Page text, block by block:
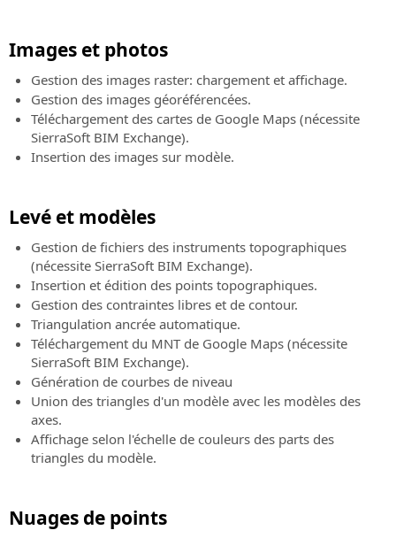
Images et photos
Gestion des images raster: chargement et affichage.
Gestion des images géoréférencées.
Téléchargement des cartes de Google Maps (nécessite
SierraSoft BIM Exchange).
Insertion des images sur modèle.
Levé et modèles
Gestion de fichiers des instruments topographiques
(nécessite SierraSoft BIM Exchange).
Insertion et édition des points topographiques.
Gestion des contraintes libres et de contour.
Triangulation ancrée automatique.
Téléchargement du MNT de Google Maps (nécessite
SierraSoft BIM Exchange).
Génération de courbes de niveau
Union des triangles d'un modèle avec les modèles des
axes.
Affichage selon l'échelle de couleurs des parts des
triangles du modèle.
Nuages ​​de points